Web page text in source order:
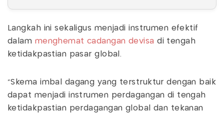
Langkah ini sekaligus menjadi instrumen efektif
dalam menghemat cadangan devisa di tengah
ketidakpastian pasar global.
“Skema imbal dagang yang terstruktur dengan baik
dapat menjadi instrumen perdagangan di tengah
ketidakpastian perdagangan global dan tekanan